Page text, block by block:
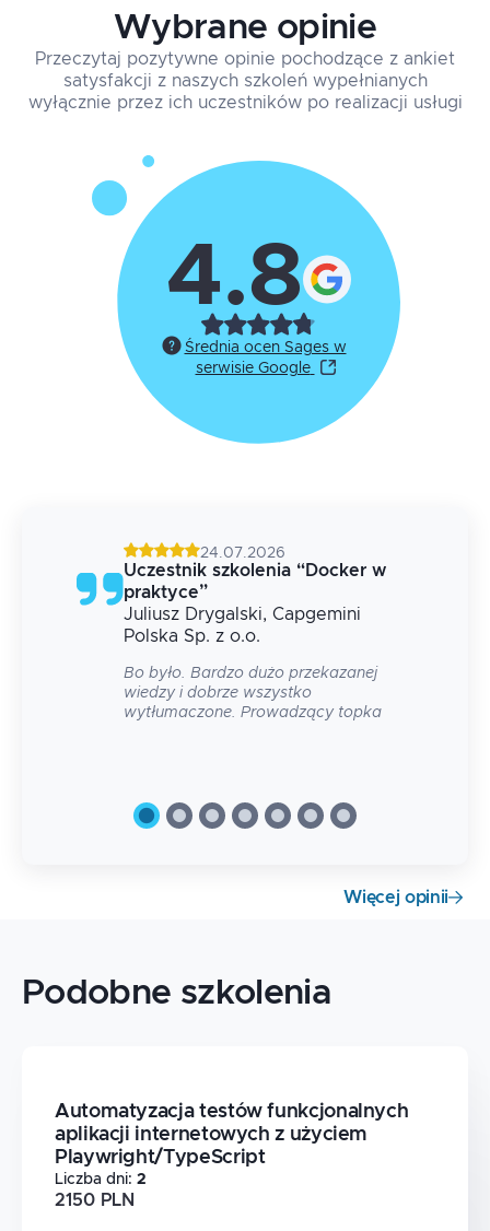
Wybrane opinie
Przeczytaj pozytywne opinie pochodzące z ankiet
satysfakcji z naszych szkoleń wypełnianych
wyłącznie przez ich uczestników po realizacji usługi
4.8
Średnia ocen Sages w
serwisie Google
24.07.2026
Uczestnik szkolenia “Docker w
praktyce”
Juliusz Drygalski, Capgemini
Polska Sp. z o.o.
Bo było. Bardzo dużo przekazanej
wiedzy i dobrze wszystko
wytłumaczone. Prowadzący topka
Więcej opinii
Podobne szkolenia
Automatyzacja testów funkcjonalnych
aplikacji internetowych z użyciem
Playwright/TypeScript
Liczba dni: 2
2150 PLN